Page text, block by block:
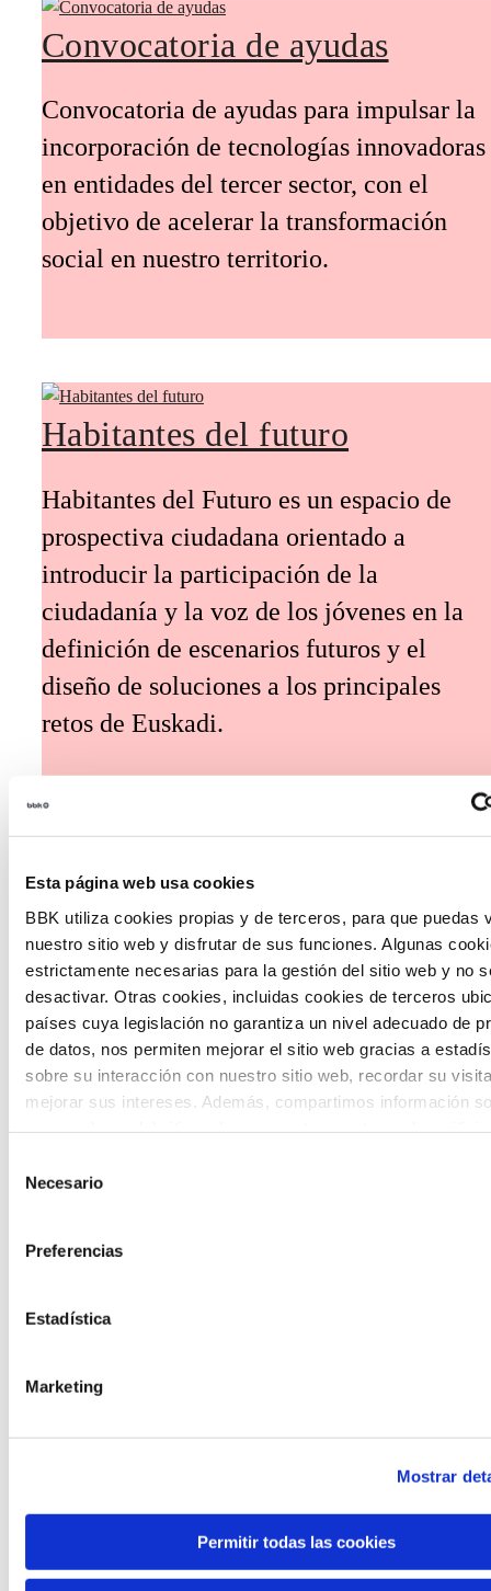
Esta página web usa cookies
BBK utiliza cookies propias y de terceros, para que puedas
nuestro sitio web y disfrutar de sus funciones. Algunas
estrictamente necesarias para la gestión del sitio web y no
desactivar. Otras cookies, incluidas cookies de terceros
países cuya legislación no garantiza un nivel adecuado de
de datos, nos permiten mejorar el sitio web gracias a
sobre su interacción con nuestro sitio web, recordar su
mejorar sus intereses. Además, compartimos información
proporcionado o que hayan recopilado a partir del uso que
Necesario
Preferencias
Estadística
Marketing
Mostrar
Permitir todas las cookies
Convocatoria de ayudas
Convocatoria de ayudas para impulsar la
incorporación de tecnologías innovadoras
en entidades del tercer sector, con el
objetivo de acelerar la transformación
social en nuestro territorio.
Habitantes del futuro
Habitantes del Futuro es un espacio de
prospectiva ciudadana orientado a
introducir la participación de la
ciudadanía y la voz de los jóvenes en la
definición de escenarios futuros y el
diseño de soluciones a los principales
retos de Euskadi.
The Future Game
The Future Game es un laboratorio de
participación juvenil que recoge las
cosmovisiones de las nuevas generaciones
en las temáticas que más les preocupan
hacia el futuro a través de una experiencia
Convocatorias
Generación de
conocimiento